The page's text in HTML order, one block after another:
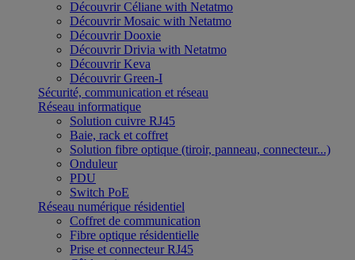
Découvrir Céliane with Netatmo
Découvrir Mosaic with Netatmo
Découvrir Dooxie
Découvrir Drivia with Netatmo
Découvrir Keva
Découvrir Green-I
Sécurité, communication et réseau
Réseau informatique
Solution cuivre RJ45
Baie, rack et coffret
Solution fibre optique (tiroir, panneau, connecteur...)
Onduleur
PDU
Switch PoE
Réseau numérique résidentiel
Coffret de communication
Fibre optique résidentielle
Prise et connecteur RJ45